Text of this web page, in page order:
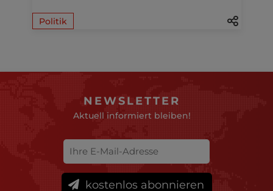
Politik
NEWSLETTER
Aktuell informiert bleiben!
kostenlos abonnieren